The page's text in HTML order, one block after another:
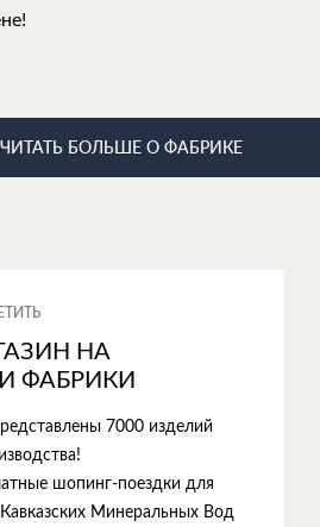
ЧИТАТЬ БОЛЬШЕ О ФАБРИКЕ
НА
ФАБРИКИ
7000 изделий
шопинг-поездки для
Минеральных Вод